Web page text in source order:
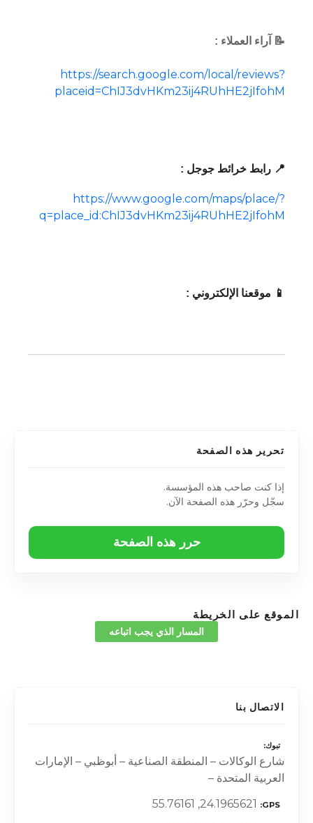
📝 آراء العملاء :
https://search.google.com/local/reviews?
placeid=ChIJ3dvHKm23ij4RUhHE2jIfohM
📍 رابط خرائط جوجل :
https://www.google.com/maps/place/?
q=place_id:ChIJ3dvHKm23ij4RUhHE2jIfohM
📱 موقعنا الإلكتروني :
تحرير هذه الصفحة
إذا كنت صاحب هذه المؤسسة.
سجّل وحرّر هذه الصفحة الآن.
حرر هذه الصفحة
الموقع على الخريطة
المسار الذي يجب اتباعه
الاتصال بنا
تبوك
شارع الوكالات – المنطقة الصناعية – أبوظبي – الإمارات
العربية المتحدة –
GPS
24.1965621, 55.76161